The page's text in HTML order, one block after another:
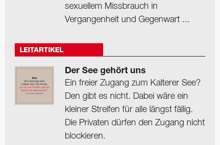
sexuellem Missbrauch in
Vergangenheit und Gegenwart ...
LEITARTIKEL
Der See gehört uns
Ein freier Zugang zum Kalterer See?
Den gibt es nicht. Dabei wäre ein
kleiner Streifen für alle längst fällig.
Die Privaten dürfen den Zugang nicht
blockieren.